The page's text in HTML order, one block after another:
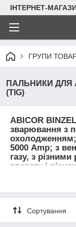
ІНТЕРНЕТ-
ГРУПИ
ПАЛЬНИКИ ДЛЯ
(TIG)
ABICOR
зварювання з
5000 Amp; з
газу, з
апарату і
―
F― гнучка
W, SC―
Сортування